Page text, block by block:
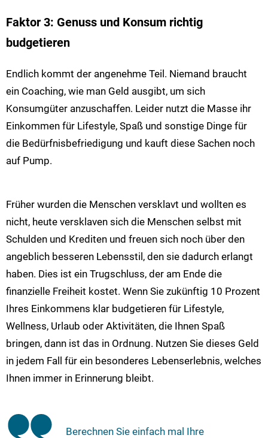
Faktor 3: Genuss und Konsum richtig
budgetieren
Endlich kommt der angenehme Teil. Niemand braucht
ein Coaching, wie man Geld ausgibt, um sich
Konsumgüter anzuschaffen. Leider nutzt die Masse ihr
Einkommen für Lifestyle, Spaß und sonstige Dinge für
die Bedürfnisbefriedigung und kauft diese Sachen noch
auf Pump.
Früher wurden die Menschen versklavt und wollten es
nicht, heute versklaven sich die Menschen selbst mit
Schulden und Krediten und freuen sich noch über den
angeblich besseren Lebensstil, den sie dadurch erlangt
haben. Dies ist ein Trugschluss, der am Ende die
finanzielle Freiheit kostet. Wenn Sie zukünftig 10 Prozent
Ihres Einkommens klar budgetieren für Lifestyle,
Wellness, Urlaub oder Aktivitäten, die Ihnen Spaß
bringen, dann ist das in Ordnung. Nutzen Sie dieses Geld
in jedem Fall für ein besonderes Lebenserlebnis, welches
Ihnen immer in Erinnerung bleibt.
Berechnen Sie einfach mal Ihre